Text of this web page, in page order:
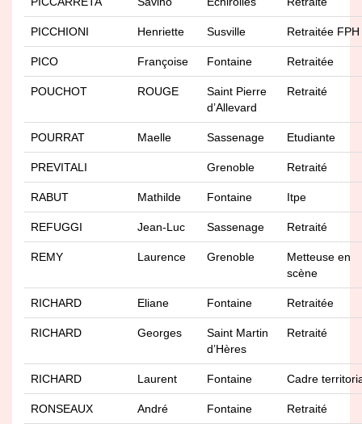
PICCHIONI Henriette Susville Retraitée FPH
PICO Françoise Fontaine Retraitée
POUCHOT ROUGE
Saint Pierre
d’Allevard
Retraité
POURRAT Maelle Sassenage Etudiante
PREVITALI Grenoble Retraité
RABUT Mathilde Fontaine Itpe
REFUGGI Jean-Luc Sassenage Retraité
REMY Laurence Grenoble
Metteuse en
scène
RICHARD Eliane Fontaine Retraitée
RICHARD Georges
Saint Martin
d’Hères
Retraité
RICHARD Laurent Fontaine Cadre
RONSEAUX André Fontaine Retraité